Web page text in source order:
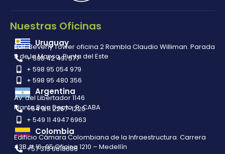
Nuestras Oficinas
Uruguay
Edif. Beverly Tower oficina 2 Rambla Claudio Williman. Parada
5 de la Mansa, Punta del Este
+ 598 42 491 577
+ 598 95 054 979
+ 598 95 480 356
Argentina
Av. del Libertador 1146
Planta Baja Depto. B. CABA
+54 9 11 2267-1220
+ 549 11 4947 6963
Colombia
Edificio Cámara Colombiana de la Infraestructura. Carrera
43B # 16-95 Oficina 1210 – Medellín
+57 313 6618686